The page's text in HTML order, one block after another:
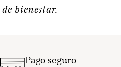
bienestar.
Pago seguro